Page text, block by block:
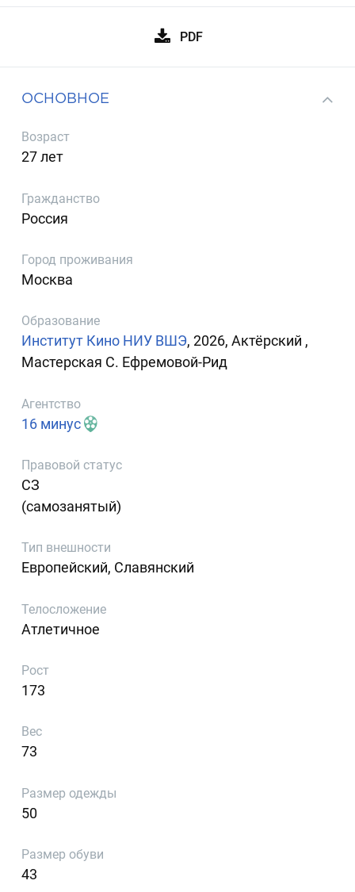
PDF
ОСНОВНОЕ
Возраст
27 лет
Гражданство
Россия
Город проживания
Москва
Образование
Институт Кино НИУ ВШЭ, 2026, Актёрский ,
Мастерская С. Ефремовой-Рид
Агентство
16 минус
Правовой статус
СЗ
(самозанятый)
Тип внешности
Европейский, Славянский
Телосложение
Атлетичное
Рост
173
Вес
73
Размер одежды
50
Размер обуви
43